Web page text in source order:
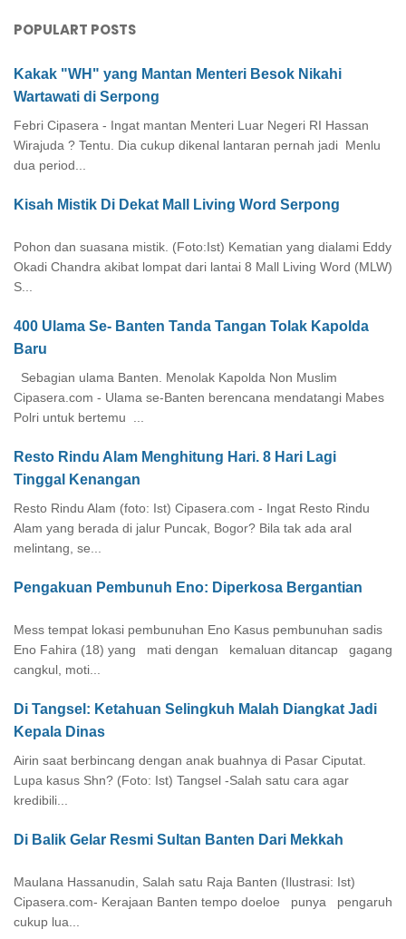
POPULART POSTS
Kakak "WH" yang Mantan Menteri Besok Nikahi
Wartawati di Serpong
Febri Cipasera - Ingat mantan Menteri Luar Negeri RI Hassan
Wirajuda ? Tentu. Dia cukup dikenal lantaran pernah jadi Menlu
dua period...
Kisah Mistik Di Dekat Mall Living Word Serpong
Pohon dan suasana mistik. (Foto:Ist) Kematian yang dialami Eddy
Okadi Chandra akibat lompat dari lantai 8 Mall Living Word (MLW)
S...
400 Ulama Se- Banten Tanda Tangan Tolak Kapolda
Baru
Sebagian ulama Banten. Menolak Kapolda Non Muslim
Cipasera.com - Ulama se-Banten berencana mendatangi Mabes
Polri untuk bertemu ...
Resto Rindu Alam Menghitung Hari. 8 Hari Lagi
Tinggal Kenangan
Resto Rindu Alam (foto: Ist) Cipasera.com - Ingat Resto Rindu
Alam yang berada di jalur Puncak, Bogor? Bila tak ada aral
melintang, se...
Pengakuan Pembunuh Eno: Diperkosa Bergantian
Mess tempat lokasi pembunuhan Eno Kasus pembunuhan sadis
Eno Fahira (18) yang mati dengan kemaluan ditancap gagang
cangkul, moti...
Di Tangsel: Ketahuan Selingkuh Malah Diangkat Jadi
Kepala Dinas
Airin saat berbincang dengan anak buahnya di Pasar Ciputat.
Lupa kasus Shn? (Foto: Ist) Tangsel -Salah satu cara agar
kredibili...
Di Balik Gelar Resmi Sultan Banten Dari Mekkah
Maulana Hassanudin, Salah satu Raja Banten (Ilustrasi: Ist)
Cipasera.com- Kerajaan Banten tempo doeloe punya pengaruh
cukup lua...